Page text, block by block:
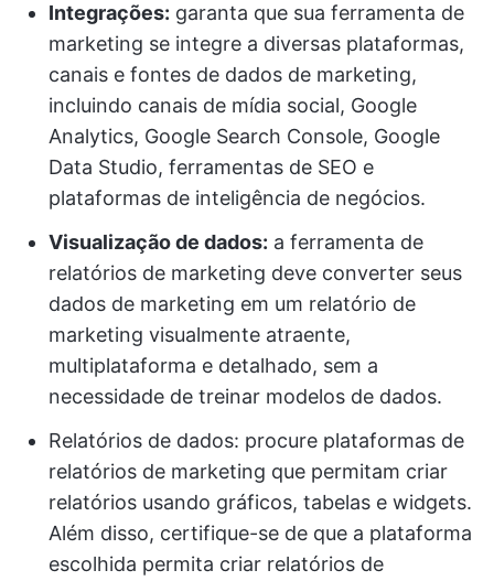
Integrações: garanta que sua ferramenta de
marketing se integre a diversas plataformas,
canais e fontes de dados de marketing,
incluindo canais de mídia social, Google
Analytics, Google Search Console, Google
Data Studio, ferramentas de SEO e
plataformas de inteligência de negócios.
Visualização de dados: a ferramenta de
relatórios de marketing deve converter seus
dados de marketing em um relatório de
marketing visualmente atraente,
multiplataforma e detalhado, sem a
necessidade de treinar modelos de dados.
Relatórios de dados: procure plataformas de
relatórios de marketing que permitam criar
relatórios usando gráficos, tabelas e widgets.
Além disso, certifique-se de que a plataforma
escolhida permita criar relatórios de